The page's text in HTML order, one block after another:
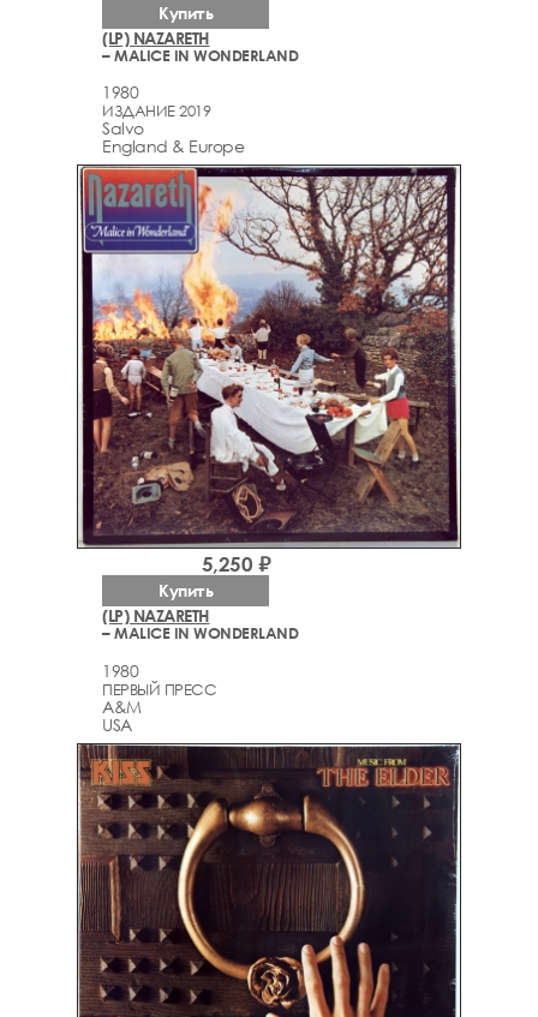
(LP) NAZARETH
– MALICE IN WONDERLAND
1980
ИЗДАНИЕ 2019
Salvo
England & Europe
Купить
(LP) NAZARETH
– MALICE IN WONDERLAND
1980
ПЕРВЫЙ ПРЕСС
A&M
USA
5,250 ₽
Купить